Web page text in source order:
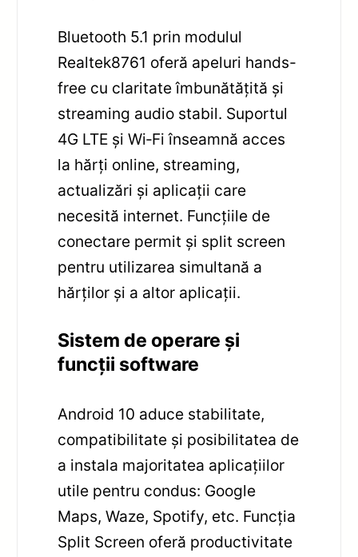
Bluetooth 5.1 prin modulul
Realtek8761 oferă apeluri hands-
free cu claritate îmbunătățită și
streaming audio stabil. Suportul
4G LTE și Wi‑Fi înseamnă acces
la hărți online, streaming,
actualizări și aplicații care
necesită internet. Funcțiile de
conectare permit și split screen
pentru utilizarea simultană a
hărților și a altor aplicații.
Sistem de operare și
funcții software
Android 10 aduce stabilitate,
compatibilitate și posibilitatea de
a instala majoritatea aplicațiilor
utile pentru condus: Google
Maps, Waze, Spotify, etc. Funcția
Split Screen oferă productivitate